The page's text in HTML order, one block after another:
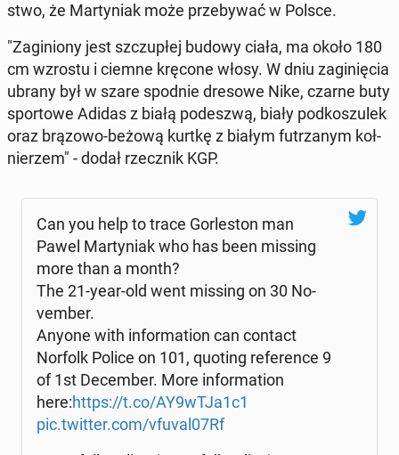
stwo, że Mar­ty­niak może prze­by­wać w Polsce.
"Za­gi­nio­ny jest szczu­płej budowy ciała, ma około 180
cm wzrostu i ciemne kręcone włosy. W dniu za­gi­nię­cia
ubrany był w szare spodnie dresowe Nike, czarne buty
spor­to­we Adidas z białą po­de­szwą, biały pod­ko­szu­lek
oraz brązowo-beżową kurtkę z białym fu­trza­nym koł­
nie­rzem" - dodał rzecz­nik KGP.
Can you help to trace Gor­le­ston man
Pawel Mar­ty­niak who has been missing
more than a month?
The 21-year-old went missing on 30 No­
vem­ber.
Anyone with in­for­ma­tion can contact
Norfolk Police on 101, quoting re­fe­ren­ce 9
of 1st De­cem­ber. More in­for­ma­tion
here:https://t.co/AY9wTJa1c1
pic.twitter.com/vfuval07Rf